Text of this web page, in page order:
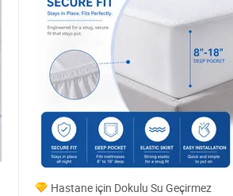
Hastane için Dokulu Su Geçirmez